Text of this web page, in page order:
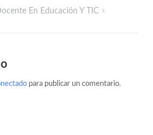
En Educación Y TIC
para publicar un comentario.